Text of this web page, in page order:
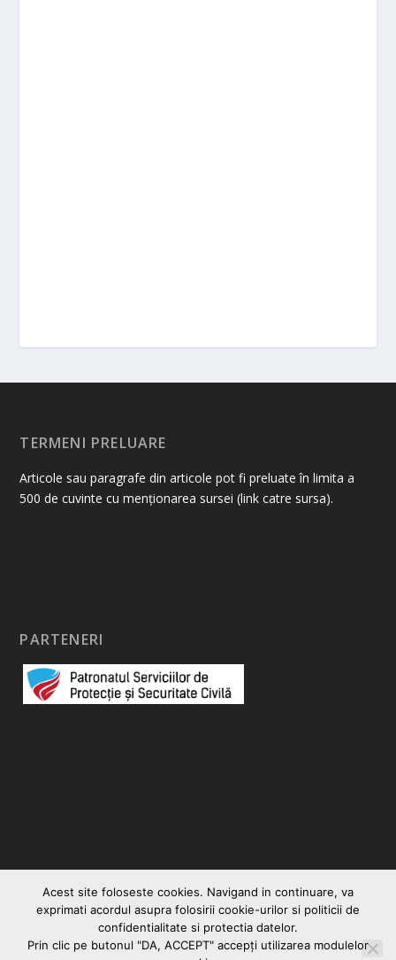
TERMENI PRELUARE
Articole sau paragrafe din articole pot fi preluate în limita a
500 de cuvinte cu menționarea sursei (link catre sursa).
PARTENERI
Acest site foloseste cookies. Navigand in continuare, va
exprimati acordul asupra folosirii cookie-urilor si politicii de
confidentialitate si protectia datelor.
Prin clic pe butonul "DA, ACCEPT" accepţi utilizarea modulelor